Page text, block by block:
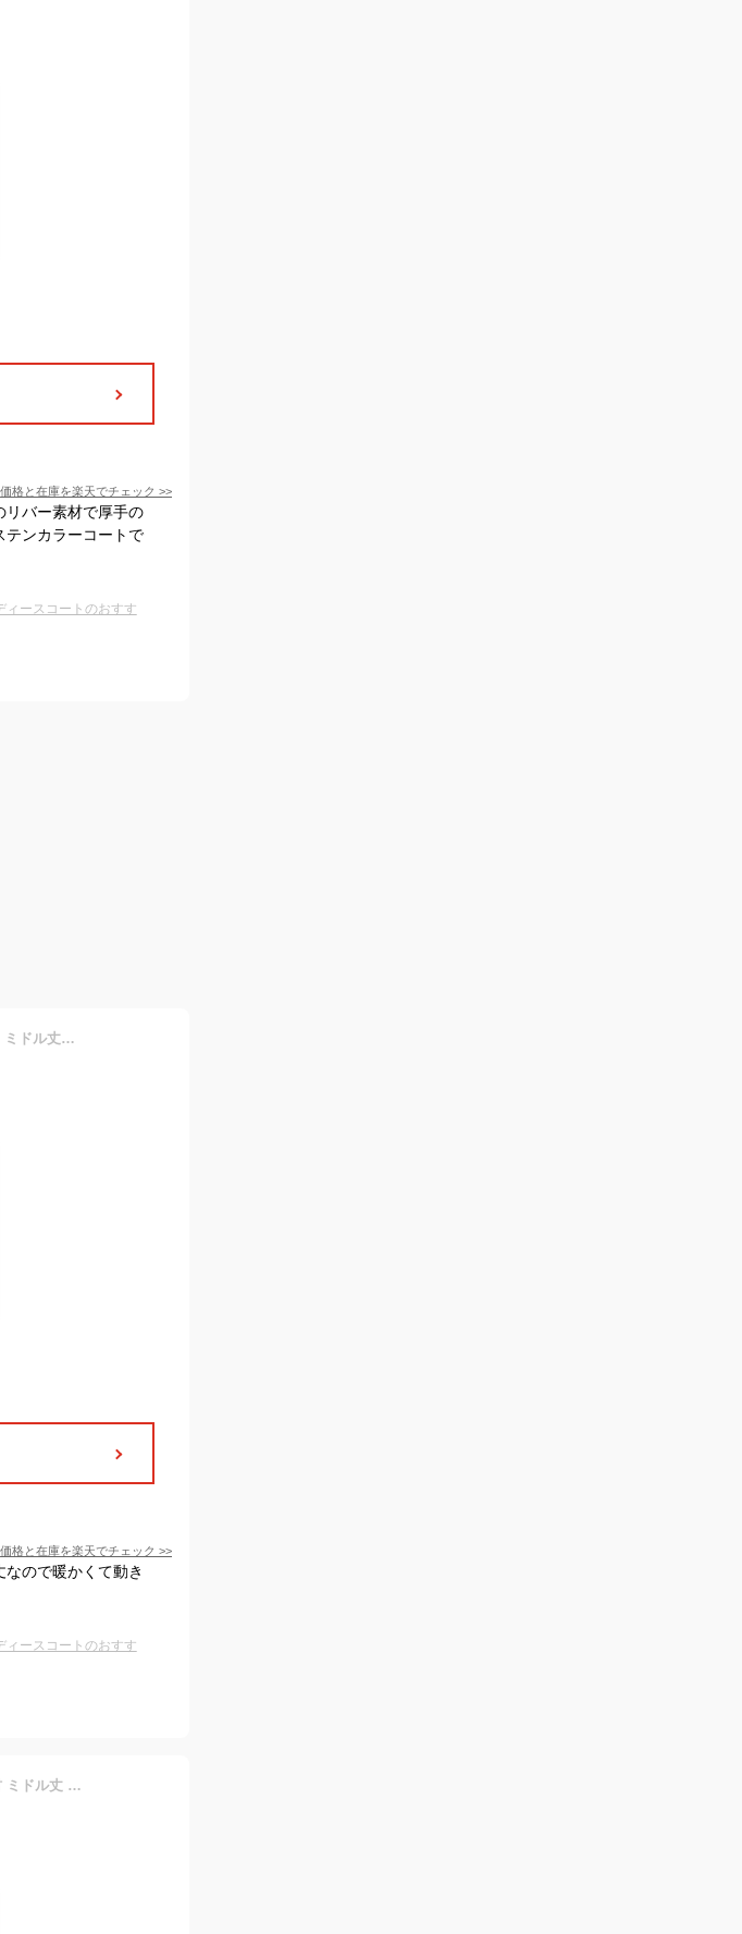
価格と在庫を楽天でチェック >>
リバー素材で厚手の
テンカラーコートで
ィースコートのおすす
【 一部翌日発送 】【最大20％OFFクーポン】コート レディース ミドル丈コート セミロングコート ノーカラー ジャケット 秋冬春 ゆったり お尻が隠れる ヒップカバー 体型カバー カジュアル フォーマル アウター シンプル 通勤 卒業式 ベージュ ブラック コーヒー S M L XL
価格と在庫を楽天でチェック >>
ので暖かくて動き
ィースコートのおすす
【20％OFFクーポン！12/20(土)限定！】ica 暖かい メルトン素材 ミドル丈 ゆったり Aライン ラグランスリーブ ステンカラーコート メルトンコート チェスターコート ミドルコート ロングコート 通勤 通学 きれいめ 大きいサイズ 軽量 秋冬